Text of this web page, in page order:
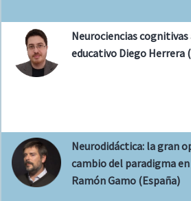
Neurociencias
educativo Diego Herrera
Neurodidáctica: la gran
cambio del paradigma
Ramón Gamo (España)